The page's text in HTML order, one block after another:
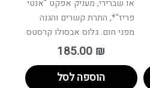
או שברירי, מעניק אפקט "אנטי
פריז"*, התרת קשרים והגנה
מפני חום. גלוס אבסולו קרסטס
185.00 ₪
הוספה לסל